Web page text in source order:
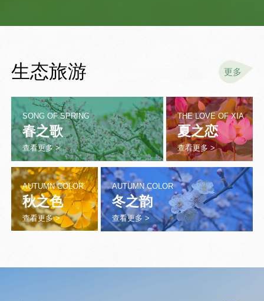
生态旅游 更多
SONG OF SPRING
春之歌
查看更多 >
THE LOVE OF XIA
夏之恋
查看更多 >
AUTUMN COLOR
秋之色
查看更多 >
AUTUMN COLOR
冬之韵
查看更多 >